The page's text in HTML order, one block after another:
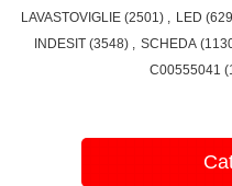
HIO3O32WGC HOTPOINT/
869991532730
HOTPOINT/ARISTON
869991532700
LAVASTOVIGLIE (2501) LED
INDESIT (3548) SCHEDA
C00555041